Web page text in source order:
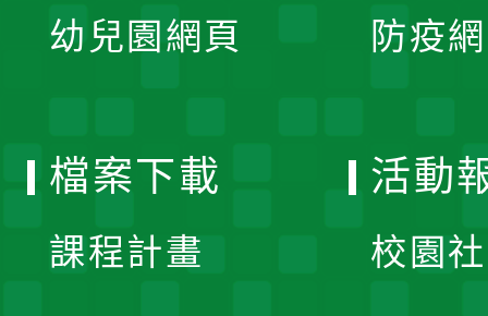
幼兒園網頁 防疫
檔案下載
課程計畫
活動
校園